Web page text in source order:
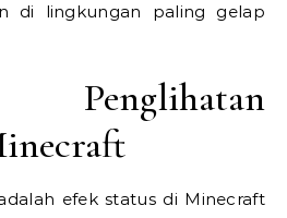
di lingkungan paling gelap
Penglihatan
efek status di Minecraft